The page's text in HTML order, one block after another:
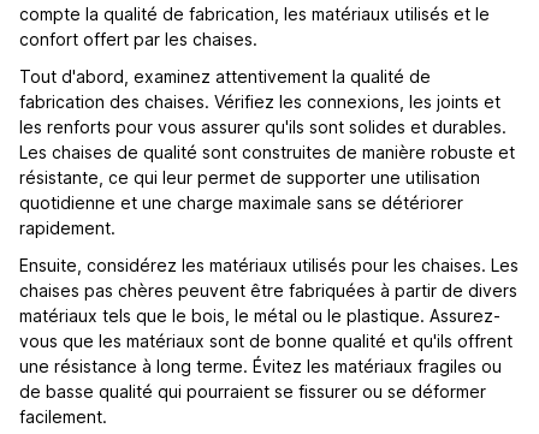
compte la qualité de fabrication, les matériaux utilisés et le
confort offert par les chaises.
Tout d'abord, examinez attentivement la qualité de
fabrication des chaises. Vérifiez les connexions, les joints et
les renforts pour vous assurer qu'ils sont solides et durables.
Les chaises de qualité sont construites de manière robuste et
résistante, ce qui leur permet de supporter une utilisation
quotidienne et une charge maximale sans se détériorer
rapidement.
Ensuite, considérez les matériaux utilisés pour les chaises. Les
chaises pas chères peuvent être fabriquées à partir de divers
matériaux tels que le bois, le métal ou le plastique. Assurez-
vous que les matériaux sont de bonne qualité et qu'ils offrent
une résistance à long terme. Évitez les matériaux fragiles ou
de basse qualité qui pourraient se fissurer ou se déformer
facilement.